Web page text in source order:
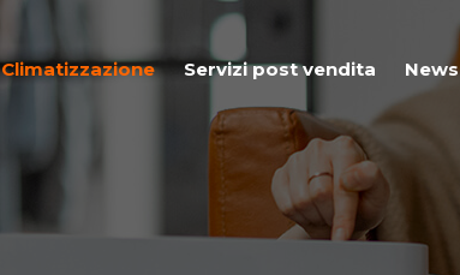
Climatizzazione Servizi post vendita News